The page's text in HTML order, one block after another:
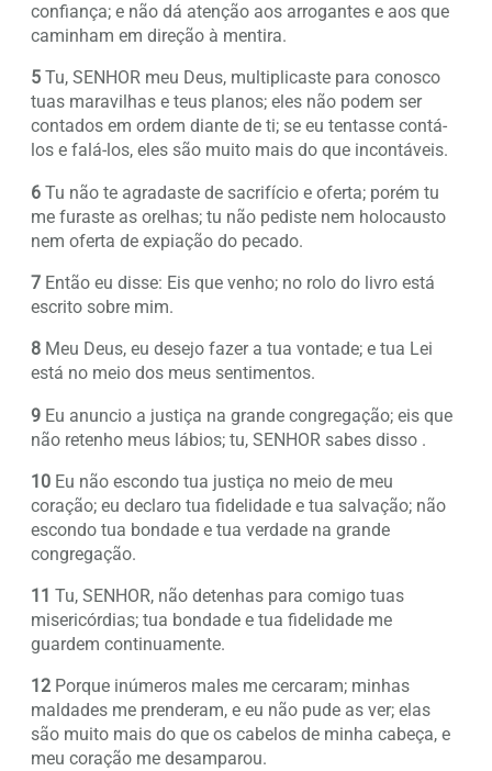
confiança; e não dá atenção aos arrogantes e aos que
caminham em direção à mentira.
5 Tu, SENHOR meu Deus, multiplicaste para conosco
tuas maravilhas e teus planos; eles não podem ser
contados em ordem diante de ti; se eu tentasse contá-
los e falá-los, eles são muito mais do que incontáveis.
6 Tu não te agradaste de sacrifício e oferta; porém tu
me furaste as orelhas; tu não pediste nem holocausto
nem oferta de expiação do pecado.
7 Então eu disse: Eis que venho; no rolo do livro está
escrito sobre mim.
8 Meu Deus, eu desejo fazer a tua vontade; e tua Lei
está no meio dos meus sentimentos.
9 Eu anuncio a justiça na grande congregação; eis que
não retenho meus lábios; tu, SENHOR sabes disso .
10 Eu não escondo tua justiça no meio de meu
coração; eu declaro tua fidelidade e tua salvação; não
escondo tua bondade e tua verdade na grande
congregação.
11 Tu, SENHOR, não detenhas para comigo tuas
misericórdias; tua bondade e tua fidelidade me
guardem continuamente.
12 Porque inúmeros males me cercaram; minhas
maldades me prenderam, e eu não pude as ver; elas
são muito mais do que os cabelos de minha cabeça, e
meu coração me desamparou.